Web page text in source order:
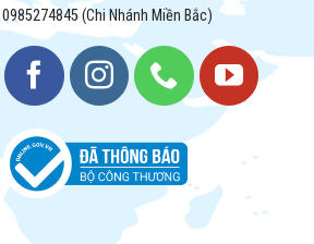
0985274845 (Chi Nhánh Miền Bắc)